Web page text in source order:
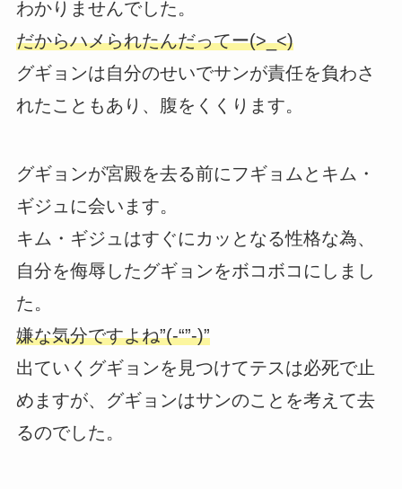
わかりませんでした。
だからハメられたんだってー(>_<)
グギョンは自分のせいでサンが責任を負わさ
れたこともあり、腹をくくります。
グギョンが宮殿を去る前にフギョムとキム・
ギジュに会います。
キム・ギジュはすぐにカッとなる性格な為、
自分を侮辱したグギョンをボコボコにしまし
た。
嫌な気分ですよね”(-“”-)”
出ていくグギョンを見つけてテスは必死で止
めますが、グギョンはサンのことを考えて去
るのでした。